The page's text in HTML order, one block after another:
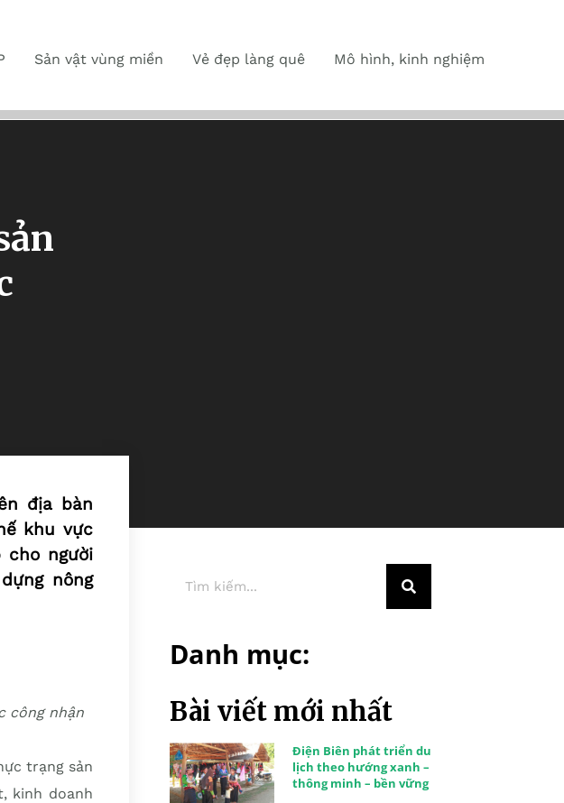
Sản vật vùng miền Vẻ đẹp làng quê Mô hình, kinh nghiệm
địa bàn
khu vực
người
nông
công nhận
trạng sản
kinh doanh
Danh mục:
Bài viết mới nhất
Điện Biên phát triển du
lịch theo hướng xanh –
thông minh – bền vững